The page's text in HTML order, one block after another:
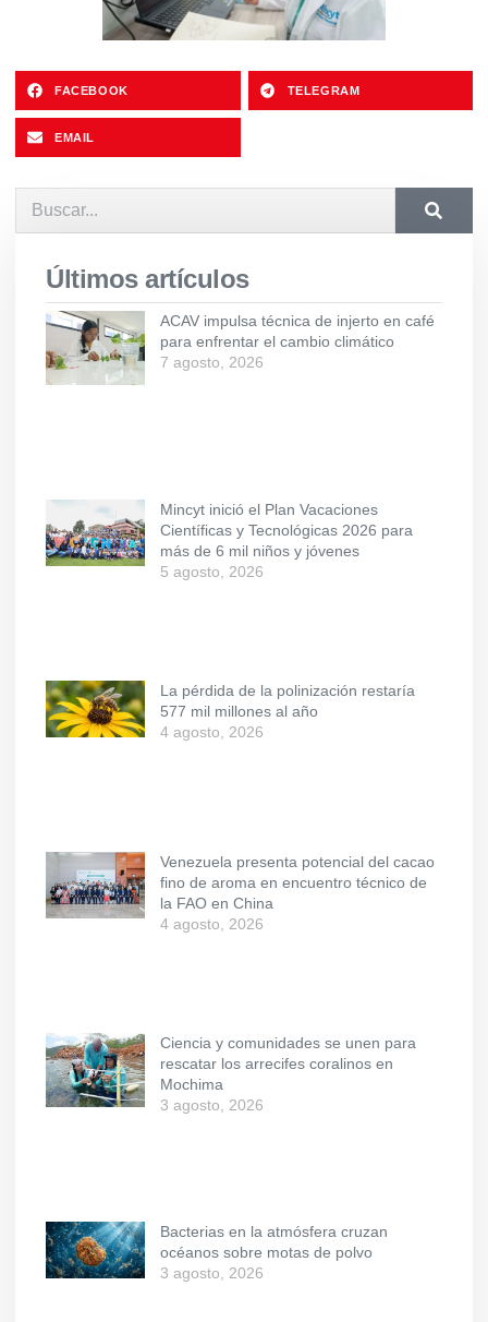
FACEBOOK TELEGRAM
EMAIL
Últimos artículos
ACAV impulsa técnica de injerto en café
para enfrentar el cambio climático
7 agosto, 2026
Mincyt inició el Plan Vacaciones
Científicas y Tecnológicas 2026 para
más de 6 mil niños y jóvenes
5 agosto, 2026
La pérdida de la polinización restaría
577 mil millones al año
4 agosto, 2026
Venezuela presenta potencial del cacao
fino de aroma en encuentro técnico de
la FAO en China
4 agosto, 2026
Ciencia y comunidades se unen para
rescatar los arrecifes coralinos en
Mochima
3 agosto, 2026
Bacterias en la atmósfera cruzan
océanos sobre motas de polvo
3 agosto, 2026